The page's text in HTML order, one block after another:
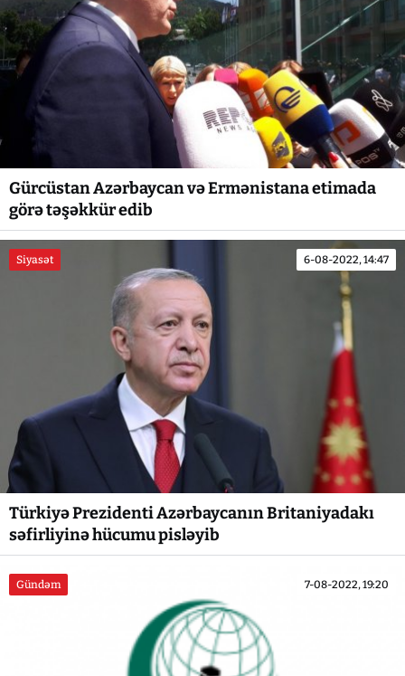
Gürcüstan Azərbaycan və Ermənistana etimada
görə təşəkkür edib
Siyasət 6-08-2022, 14:47
Türkiyə Prezidenti Azərbaycanın Britaniyadakı
səfirliyinə hücumu pisləyib
Gündəm 7-08-2022, 19:20